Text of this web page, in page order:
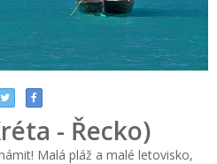
- Řecko)
Malá pláž a malé letovisko,